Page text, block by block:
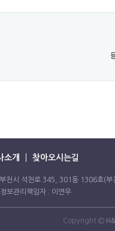
소개 찾아오시는길
시 석천로 345, 301동 1306호(부
보관리책임자 : 이연우
Copyright ©